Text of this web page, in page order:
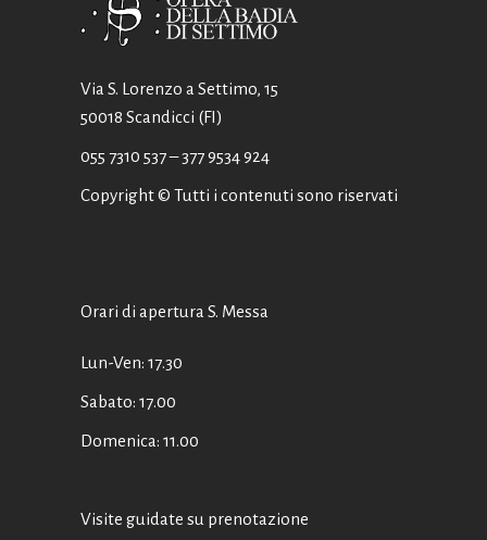
Via S. Lorenzo a Settimo, 15
50018 Scandicci (FI)
055 7310 537– 377 9534 924
Copyright © Tutti i contenuti sono riservati
Orari di apertura S. Messa
Lun-Ven: 17.30
Sabato: 17.00
Domenica: 11.00
Visite guidate su prenotazione